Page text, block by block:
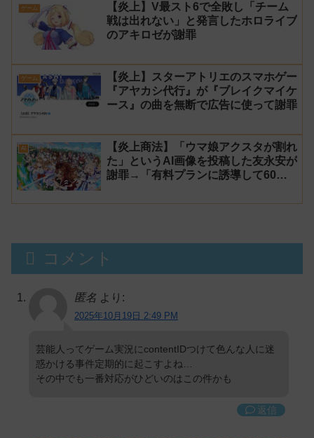
ゲーム
【炎上】V最スト6で全敗し「チーム
戦は出れない」と発言したホロライブ
のアキロゼが謝罪
ゲーム
【炎上】スターアトリエのスマホゲー
『アヤカシ代行』が『ブレイクマイケ
ース』の曲を無断で広告に使って謝罪
AI
【炎上商法】「ウマ娘アクスタが割れ
た」というAI画像を投稿した友永安が
謝罪→「有料プランに誘導して60万
娘エロイラストをリポスト！
コメント
匿名 より:
2025年10月19日 2:49 PM
芸能人ってゲーム実況にcontentIDつけて色んな人に迷
惑かける事件定期的に起こすよね…
その中でも一番対応がひどいのはこの件かも
返信